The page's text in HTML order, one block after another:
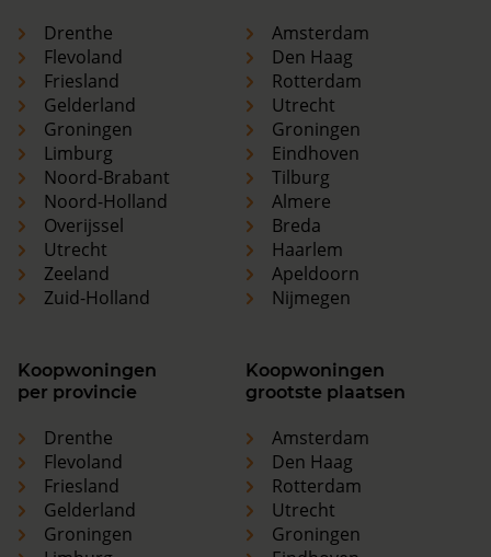
Drenthe
Flevoland
Friesland
Gelderland
Groningen
Limburg
Noord-Brabant
Noord-Holland
Overijssel
Utrecht
Zeeland
Zuid-Holland
Amsterdam
Den Haag
Rotterdam
Utrecht
Groningen
Eindhoven
Tilburg
Almere
Breda
Haarlem
Apeldoorn
Nijmegen
Koopwoningen
per provincie
Drenthe
Flevoland
Friesland
Gelderland
Groningen
Koopwoningen
grootste plaatsen
Amsterdam
Den Haag
Rotterdam
Utrecht
Groningen